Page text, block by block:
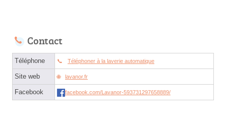
Contact
Téléphone Téléphoner à la laverie automatique
Site web lavanor.fr
Facebook facebook.com/Lavanor-593731297658889/